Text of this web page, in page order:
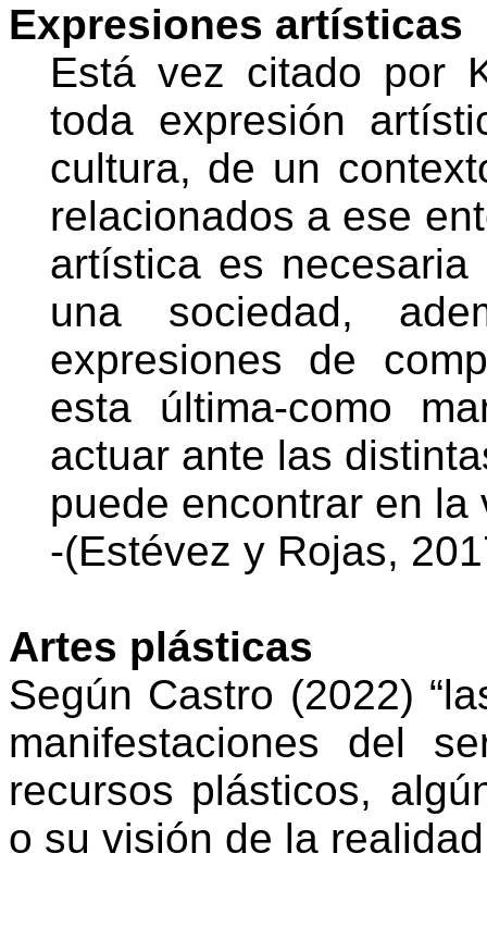
Expresiones artísticas
Está vez citado por
toda expresión
cultura, de un
relacionados a ese
artística es
una sociedad,
expresiones de
esta última-como
actuar ante las
puede encontrar en la
-(Estévez y Rojas,
Artes plásticas
Según Castro (2022)
manifestaciones del
recursos plásticos,
o su visión de la